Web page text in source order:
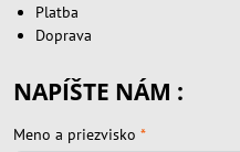
Platba
Doprava
NAPÍŠTE NÁM :
Meno a priezvisko *